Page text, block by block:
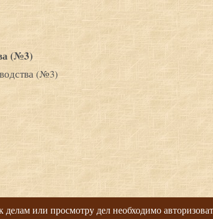
(№3)
(№3)
делам или просмотру дел необходимо